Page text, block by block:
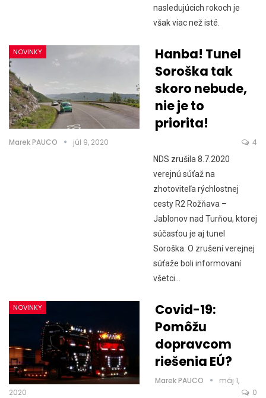
nasledujúcich rokoch je
však viac než isté.
NOVINKY
Hanba! Tunel
Soroška tak
skoro nebude,
nie je to
priorita!
Marek PAUCO júl 9, 2020 4
NDS zrušila 8.7.2020
verejnú súťaž na
zhotoviteľa rýchlostnej
cesty R2 Rožňava –
Jablonov nad Turňou, ktorej
súčasťou je aj tunel
Soroška. O zrušení verejnej
súťaže boli informovaní
všetci…
NOVINKY
Covid-19:
Pomôžu
dopravcom
riešenia EÚ?
Marek PAUCO
máj 1,
2020
0